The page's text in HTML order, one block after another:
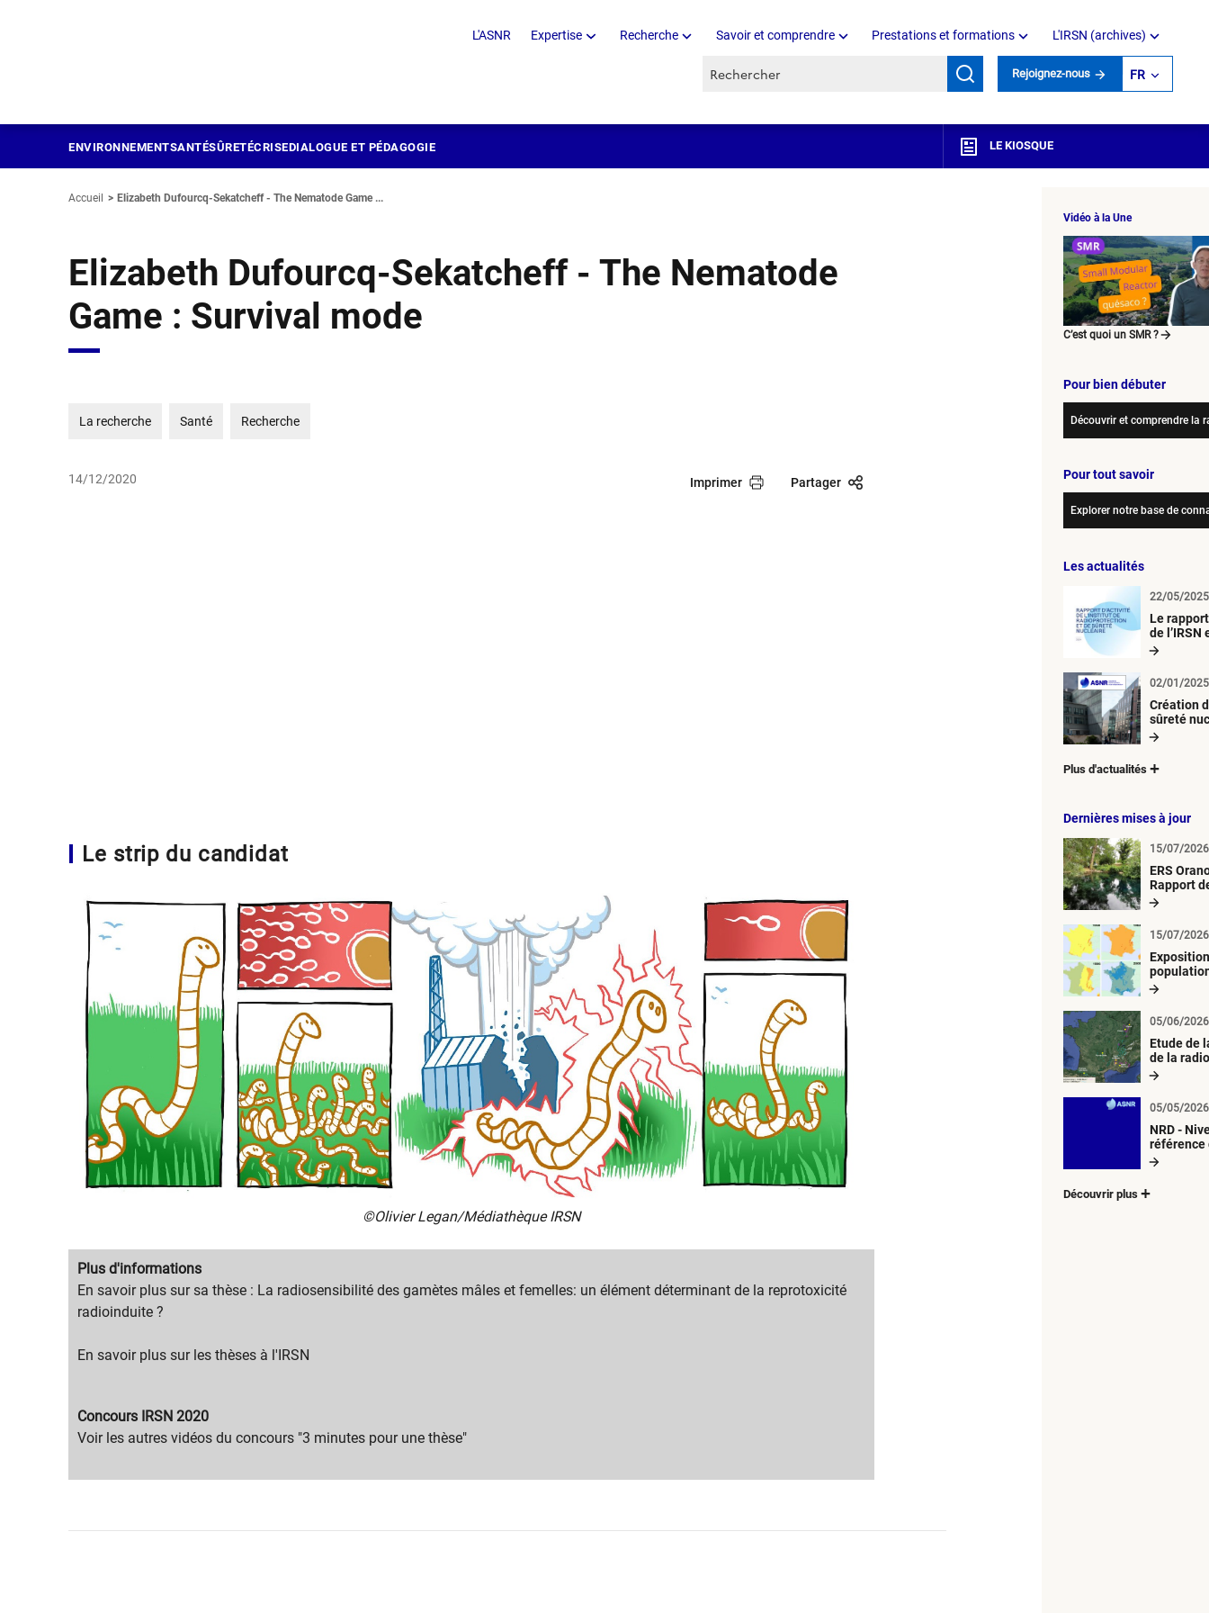
L'ASNR Expertise Recherche Savoir et comprendre Prestations et formations L'IRSN (archives)
Recherche par mots clés Rejoignez-nous FR
ENVIRONNEMENTSANTÉSÛRETÉCRISEDIALOGUE ET PÉDAGOGIE LE KIOSQUE
Accueil Elizabeth Dufourcq-Sekatcheff - The Nematode Game ...
Elizabeth Dufourcq-Sekatcheff - The Nematode
Game : Survival mode
Imprimer Partager
La recherche Santé Recherche
14/12/2020
Le strip du candidat
©Olivier Legan/Médiathèque IRSN
Migration
content
title
Plus d'informations
Migration
content
En savoir plus sur sa thèse : La radiosensibilité des gamètes mâles et femelles: un élément déterminant de la reprotoxicité
radioinduite ?
En savoir plus sur les thèses à l'IRSN​
Migration
content
Concours IRSN 2020
Migration
text
Voir les a​utres vidéos du concours​ "3 minutes pour une thèse"
Vidéo à la Une
C’est quoi un SMR ?
Pour bien débuter
Découvrir et comprendre la
Pour tout savoir
Explorer notre base de
Les actualités
Le
de l’IRSN
22/05/2025
Création
sûreté
02/01/2025
Plus d'actualités
Dernières mises à jour
ERS
Rapport
15/07/2026
15/07/2026
Etude de
de la
d’origine
05/06/2026
NRD -
référence
05/05/2026
Découvrir plus